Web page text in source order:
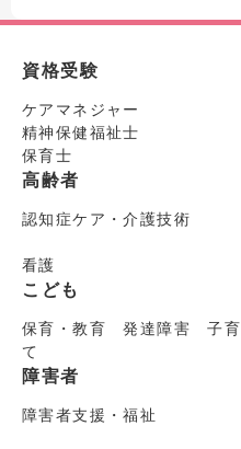
資格受験
ケアマネジャー
精神保健福祉士
保育士
高齢者
認知症ケア・介護技術
看護
こども
保育・教育 発達障害 子育
て
障害者
障害者支援・福祉